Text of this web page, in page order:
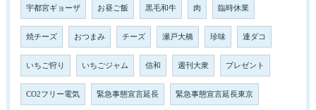
宇都宮ギョーザ お昼ご飯 黒毛和牛 肉 臨時休業
焼チーズ おつまみ チーズ 瀬戸大橋 珍味 連ダコ
いちご狩り いちごジャム 信和 週刊大衆 プレゼント
CO2フリー電気 緊急事態宣言延長 緊急事態宣言延長東京